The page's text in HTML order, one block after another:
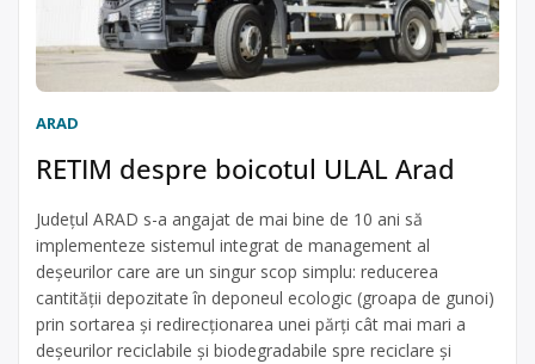
ARAD
RETIM despre boicotul ULAL Arad
Județul ARAD s-a angajat de mai bine de 10 ani să
implementeze sistemul integrat de management al
deșeurilor care are un singur scop simplu: reducerea
cantității depozitate în deponeul ecologic (groapa de gunoi)
prin sortarea și redirecționarea unei părți cât mai mari a
deșeurilor reciclabile și biodegradabile spre reciclare și